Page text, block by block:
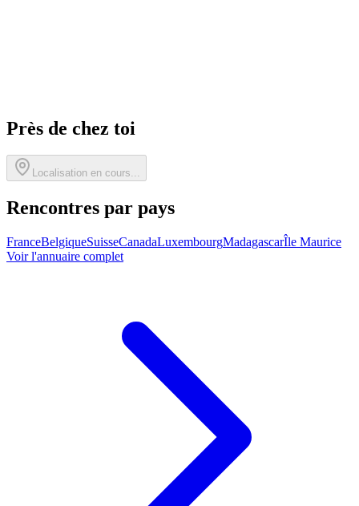
Près de chez toi
Localisation en cours...
Rencontres par pays
FranceBelgiqueSuisseCanadaLuxembourgMadagascarÎle Maurice
Voir l'annuaire complet